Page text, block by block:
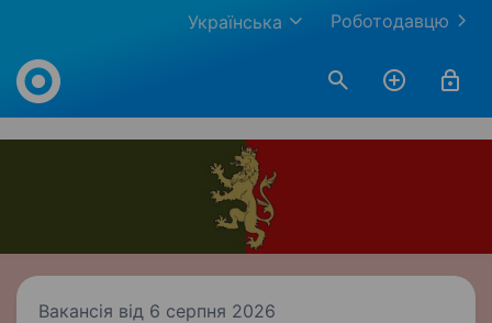
Роботодавцю
Українська
Work.ua
Вакансія від 6 серпня 2026